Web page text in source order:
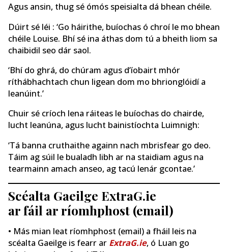
Agus ansin, thug sé ómós speisialta dá bhean chéile.
Dúirt sé léi : ‘Go háirithe, buíochas ó chroí le mo bhean
chéile Louise. Bhí sé ina áthas dom tú a bheith liom sa
chaibidil seo dár saol.
‘Bhí do ghrá, do chúram agus d’íobairt mhór
ríthábhachtach chun ligean dom mo bhrionglóidí a
leanúint.’
Chuir sé críoch lena ráiteas le buíochas do chairde,
lucht leanúna, agus lucht bainistíochta Luimnigh:
‘Tá banna cruthaithe againn nach mbrisfear go deo.
Táim ag súil le bualadh libh ar na staidiam agus na
tearmainn amach anseo, ag tacú lenár gcontae.’
Scéalta Gaeilge ExtraG.ie
ar fáil ar ríomhphost (email)
• Más mian leat ríomhphost (email) a fháil leis na
scéalta Gaeilge is fearr ar ExtraG.ie, ó Luan go